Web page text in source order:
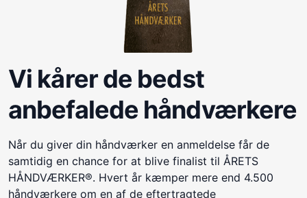
Vi kårer de bedst
anbefalede håndværkere
Når du giver din håndværker en anmeldelse får de
samtidig en chance for at blive finalist til ÅRETS
HÅNDVÆRKER®. Hvert år kæmper mere end 4.500
håndværkere om en af de eftertragtede